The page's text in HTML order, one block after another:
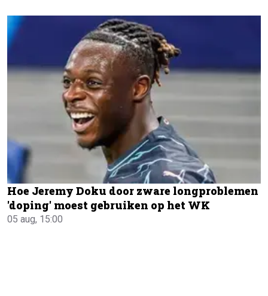
Hoe Jeremy Doku door zware longproblemen
'doping' moest gebruiken op het WK
05 aug, 15:00